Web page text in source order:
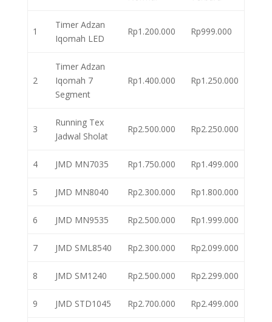
1
Timer Adzan
Iqomah LED
Rp1.200.000 Rp999.000
2
Timer Adzan
Iqomah 7
Segment
Rp1.400.000 Rp1.250.000
3
Running Tex
Jadwal Sholat
Rp2.500.000 Rp2.250.000
4 JMD MN7035 Rp1.750.000 Rp1.499.000
5 JMD MN8040 Rp2.300.000 Rp1.800.000
6 JMD MN9535 Rp2.500.000 Rp1.999.000
7 JMD SML8540 Rp2.300.000 Rp2.099.000
8 JMD SM1240 Rp2.500.000 Rp2.299.000
9 JMD STD1045 Rp2.700.000 Rp2.499.000